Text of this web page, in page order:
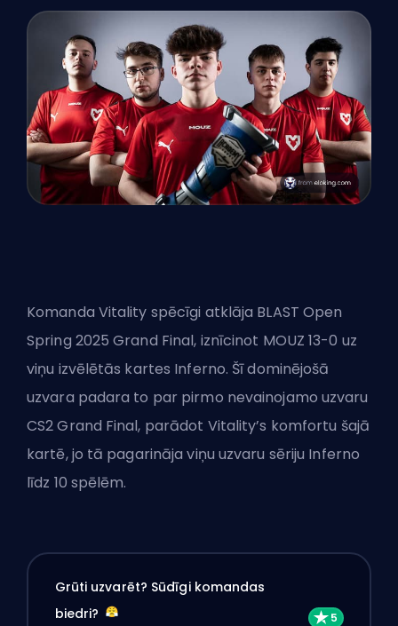
Komanda Vitality spēcīgi atklāja BLAST Open
Spring 2025 Grand Final, iznīcinot MOUZ 13-0 uz
viņu izvēlētās kartes Inferno. Šī dominējošā
uzvara padara to par pirmo nevainojamo uzvaru
CS2 Grand Final, parādot Vitality’s komfortu šajā
kartē, jo tā pagarināja viņu uzvaru sēriju Inferno
līdz 10 spēlēm.
Grūti uzvarēt? Sūdīgi komandas
biedri?